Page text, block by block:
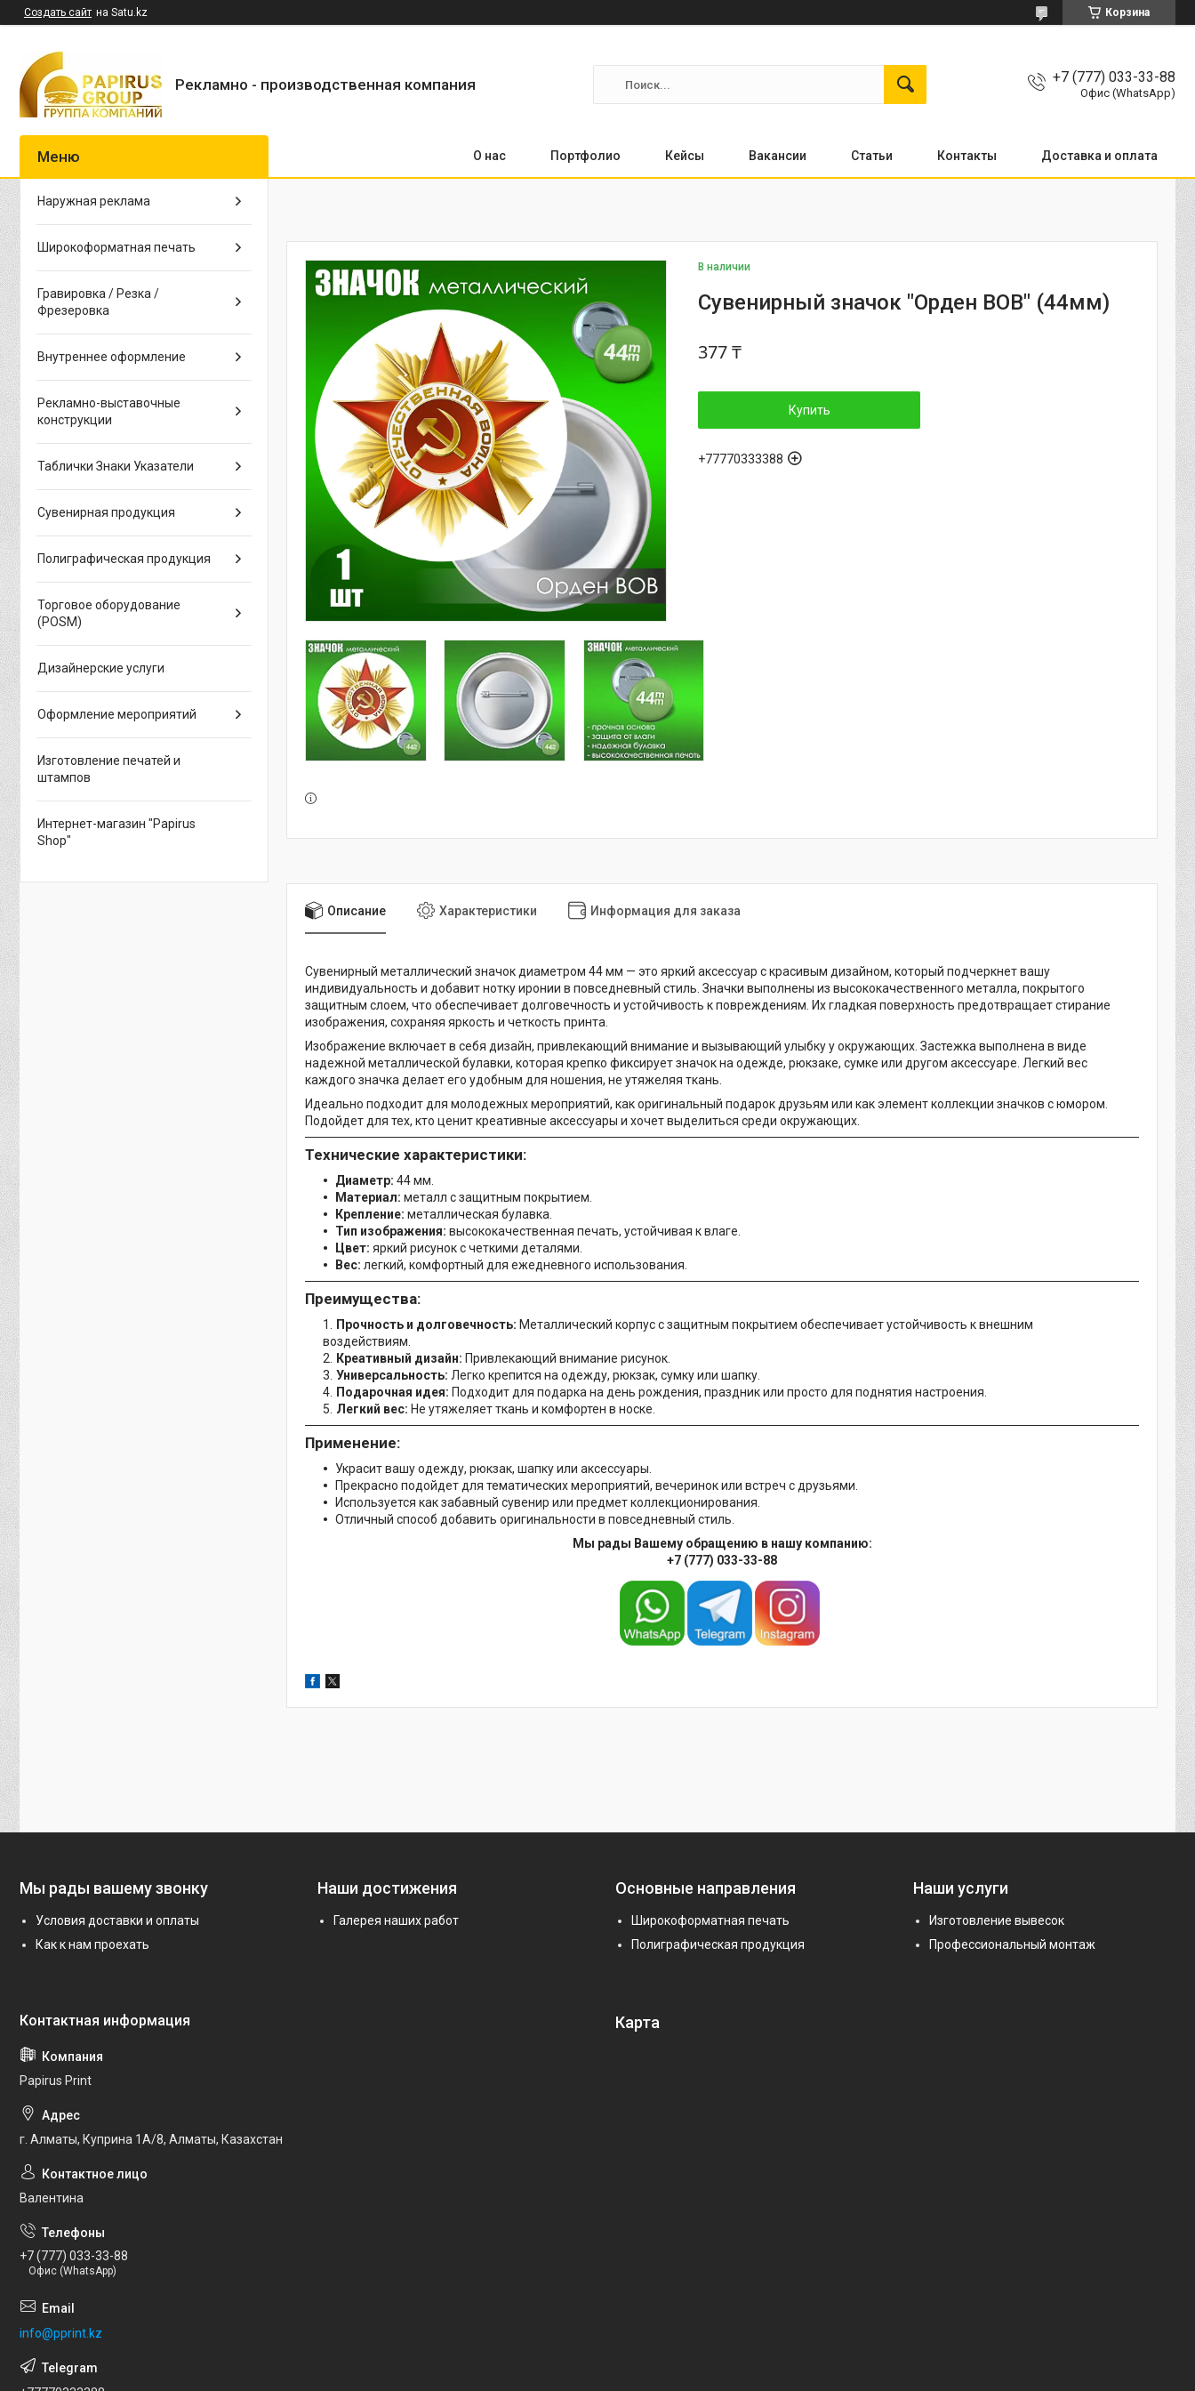
Создать сайт на Satu.kz Корзина
Рекламно - производственная компания +7 (777) 033-33-88
Офис (WhatsApp)
О нас Портфолио Кейсы Вакансии Статьи Контакты Доставка и оплата
В наличии
Сувенирный значок "Орден ВОВ" (44мм)
377 ₸
Купить
+77770333388
Описание Характеристики Информация для заказа
Сувенирный металлический значок диаметром 44 мм — это яркий аксессуар с красивым дизайном, который подчеркнет вашу
индивидуальность и добавит нотку иронии в повседневный стиль. Значки выполнены из высококачественного металла, покрытого
защитным слоем, что обеспечивает долговечность и устойчивость к повреждениям. Их гладкая поверхность предотвращает стирание
изображения, сохраняя яркость и четкость принта.
Изображение включает в себя дизайн, привлекающий внимание и вызывающий улыбку у окружающих. Застежка выполнена в виде
надежной металлической булавки, которая крепко фиксирует значок на одежде, рюкзаке, сумке или другом аксессуаре. Легкий вес
каждого значка делает его удобным для ношения, не утяжеляя ткань.
Идеально подходит для молодежных мероприятий, как оригинальный подарок друзьям или как элемент коллекции значков с юмором.
Подойдет для тех, кто ценит креативные аксессуары и хочет выделиться среди окружающих.
Технические характеристики:
Диаметр: 44 мм.
Материал: металл с защитным покрытием.
Крепление: металлическая булавка.
Тип изображения: высококачественная печать, устойчивая к влаге.
Цвет: яркий рисунок с четкими деталями.
Вес: легкий, комфортный для ежедневного использования.
Преимущества:
Прочность и долговечность: Металлический корпус с защитным покрытием обеспечивает устойчивость к внешним
воздействиям.
Креативный дизайн: Привлекающий внимание рисунок.
Универсальность: Легко крепится на одежду, рюкзак, сумку или шапку.
Подарочная идея: Подходит для подарка на день рождения, праздник или просто для поднятия настроения.
Легкий вес: Не утяжеляет ткань и комфортен в носке.
Применение:
Украсит вашу одежду, рюкзак, шапку или аксессуары.
Прекрасно подойдет для тематических мероприятий, вечеринок или встреч с друзьями.
Используется как забавный сувенир или предмет коллекционирования.
Отличный способ добавить оригинальности в повседневный стиль.
Мы рады Вашему обращению в нашу компанию:
+7 (777) 033-33-88
Наружная реклама
Широкоформатная печать
Гравировка / Резка /
Фрезеровка
Внутреннее оформление
Рекламно-выставочные
конструкции
Таблички Знаки Указатели
Сувенирная продукция
Полиграфическая продукция
Торговое оборудование
(POSM)
Дизайнерские услуги
Оформление мероприятий
Изготовление печатей и
штампов
Интернет-магазин "Papirus
Shop"
Мы рады вашему звонку
Условия доставки и оплаты
Как к нам проехать
Наши достижения
Галерея наших работ
Основные направления
Широкоформатная печать
Полиграфическая продукция
Наши услуги
Изготовление вывесок
Профессиональный монтаж
Papirus Print
г. Алматы, Куприна 1А/8, Алматы, Казахстан
Валентина
+7 (777) 033-33-88
Офис (WhatsApp)
info@pprint.kz
Карта